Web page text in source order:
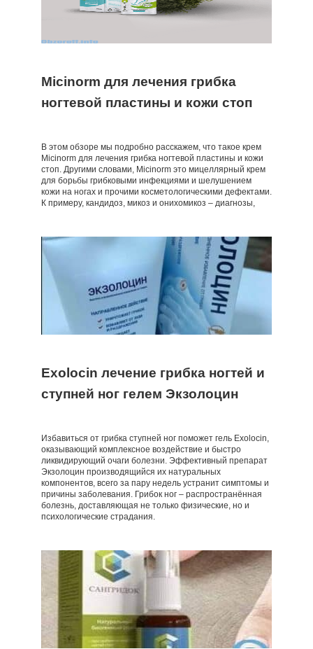
Micinorm для лечения грибка
ногтевой пластины и кожи стоп
В этом обзоре мы подробно расскажем, что такое крем
Micinorm для лечения грибка ногтевой пластины и кожи
стоп. Другими словами, Micinorm это мицеллярный крем
для борьбы грибковыми инфекциями и шелушением
кожи на ногах и прочими косметологическими дефектами.
К примеру, кандидоз, микоз и онихомикоз – диагнозы,
Exolocin лечение грибка ногтей и
ступней ног гелем Экзолоцин
Избавиться от грибка ступней ног поможет гель Exolocin,
оказывающий комплексное воздействие и быстро
ликвидирующий очаги болезни. Эффективный препарат
Экзолоцин производящийся их натуральных
компонентов, всего за пару недель устранит симптомы и
причины заболевания. Грибок ног – распространённая
болезнь, доставляющая не только физические, но и
психологические страдания.